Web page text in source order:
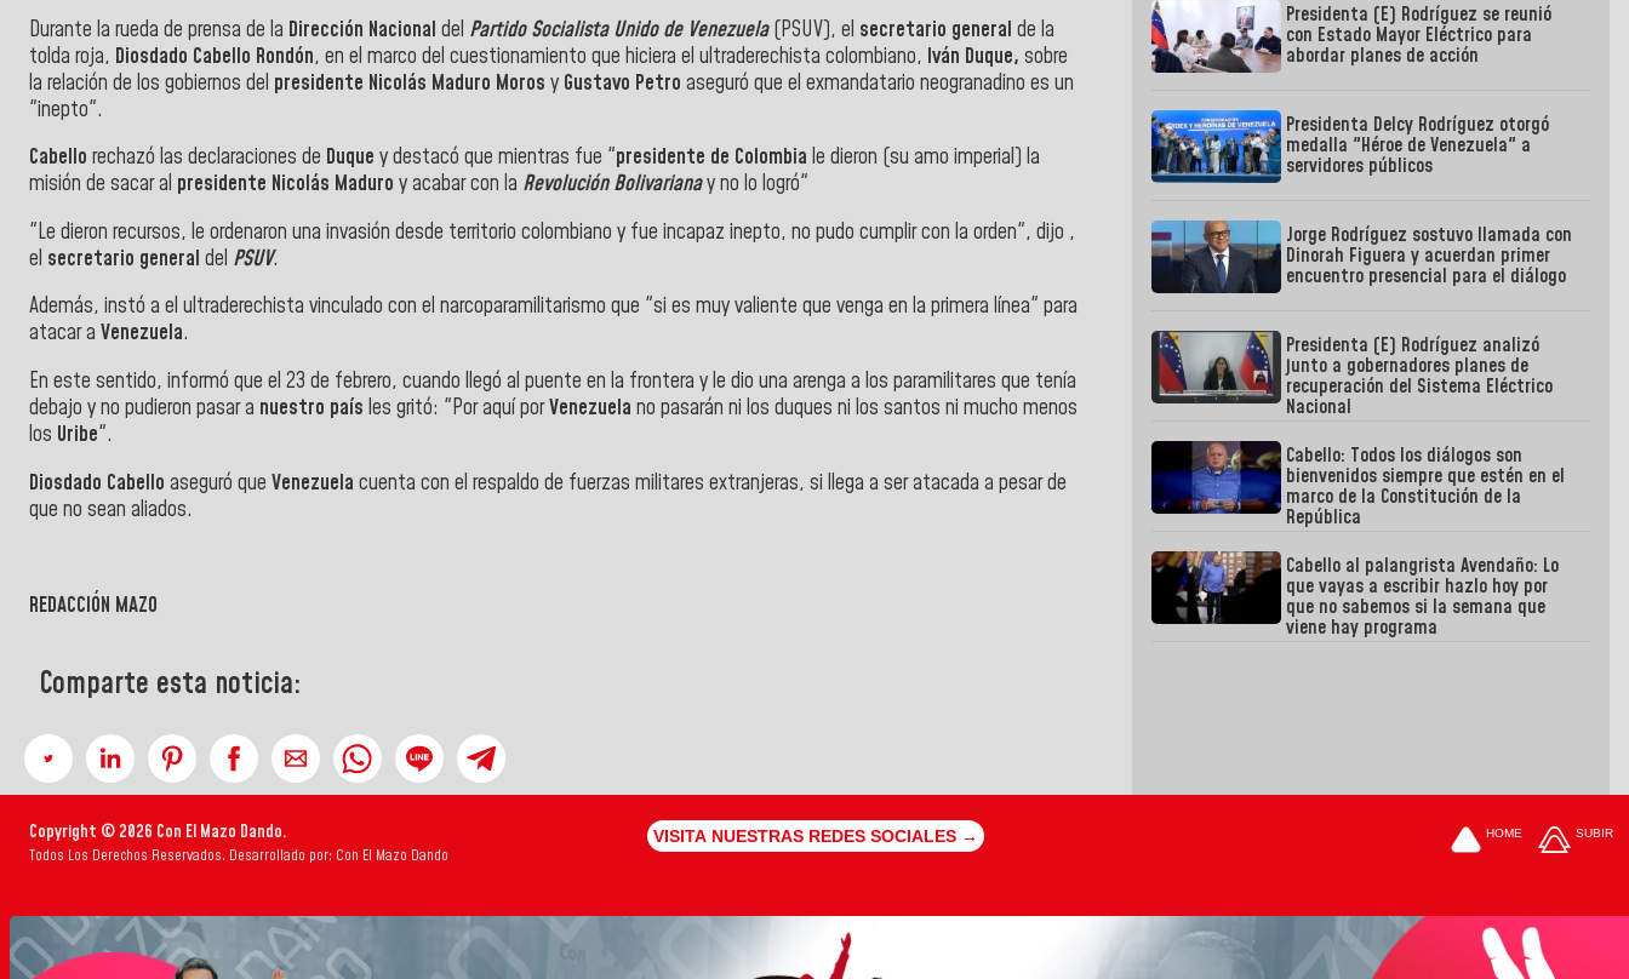
Durante la rueda de prensa de la Dirección Nacional del Partido Socialista Unido de Venezuela(PSUV), el secretario general de la
tolda roja, Diosdado Cabello Rondón, en el marco del cuestionamiento que hiciera el ultraderechista colombiano, Iván Duque, sobre
la relación de los gobiernos del presidente Nicolás Maduro Moros y Gustavo Petro aseguró que el exmandatario neogranadino es un
"inepto".
Cabello rechazó las declaraciones de Duque y destacó que mientras fue "presidente de Colombia le dieron (su amo imperial) la
misión de sacar al presidente Nicolás Maduro y acabar con la Revolución Bolivarianay no lo logró"
"Le dieron recursos, le ordenaron una invasión desde territorio colombiano y fue incapaz inepto, no pudo cumplir con la orden", dijo ,
el secretario general del PSUV.
Además, instó a el ultraderechista vinculado con el narcoparamilitarismo que "si es muy valiente que venga en la primera línea" para
atacar a Venezuela.
En este sentido, informó que el 23 de febrero, cuando llegó al puente en la frontera y le dio una arenga a los paramilitares que tenía
debajo y no pudieron pasar a nuestro país les gritó: "Por aquí porVenezuela no pasarán ni los duques ni los santos ni mucho menos
los Uribe".
Diosdado Cabello aseguró que Venezuela cuenta con el respaldo de fuerzas militares extranjeras, si llega a ser atacada a pesar de
que no sean aliados.
REDACCIÓN MAZO
Comparte esta noticia:
Presidenta (E) Rodríguez se reunió
con Estado Mayor Eléctrico para
abordar planes de acción
Presidenta Delcy Rodríguez otorgó
medalla "Héroe de Venezuela" a
servidores públicos
Jorge Rodríguez sostuvo llamada con
Dinorah Figuera y acuerdan primer
encuentro presencial para el diálogo
Presidenta (E) Rodríguez analizó
junto a gobernadores planes de
recuperación del Sistema Eléctrico
Nacional
Cabello: Todos los diálogos son
bienvenidos siempre que estén en el
marco de la Constitución de la
República
Cabello al palangrista Avendaño: Lo
que vayas a escribir hazlo hoy por
que no sabemos si la semana que
viene hay programa
Copyright © 2026 Con El Mazo Dando.
Todos Los Derechos Reservados. Desarrollado por: Con El Mazo Dando
VISITA NUESTRAS REDES SOCIALES → HOME SUBIR